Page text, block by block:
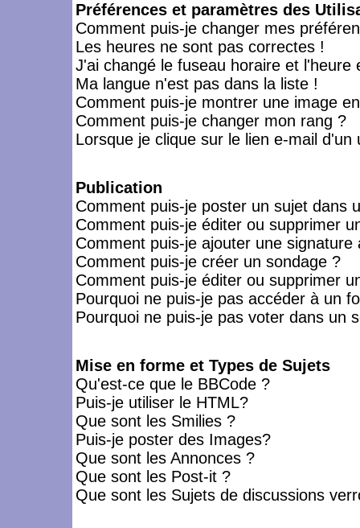
Préférences et paramètres des
Comment puis-je changer mes
Les heures ne sont pas correctes !
J'ai changé le fuseau horaire et l'heure
Ma langue n'est pas dans la liste !
Comment puis-je montrer une image
Comment puis-je changer mon rang ?
Lorsque je clique sur le lien e-mail
Publication
Comment puis-je poster un sujet dans
Comment puis-je éditer ou supprimer
Comment puis-je ajouter une signature
Comment puis-je créer un sondage ?
Comment puis-je éditer ou supprimer
Pourquoi ne puis-je pas accéder à un
Pourquoi ne puis-je pas voter dans un
Mise en forme et Types de Sujets
Qu'est-ce que le BBCode ?
Puis-je utiliser le HTML?
Que sont les Smilies ?
Puis-je poster des Images?
Que sont les Annonces ?
Que sont les Post-it ?
Que sont les Sujets de discussions